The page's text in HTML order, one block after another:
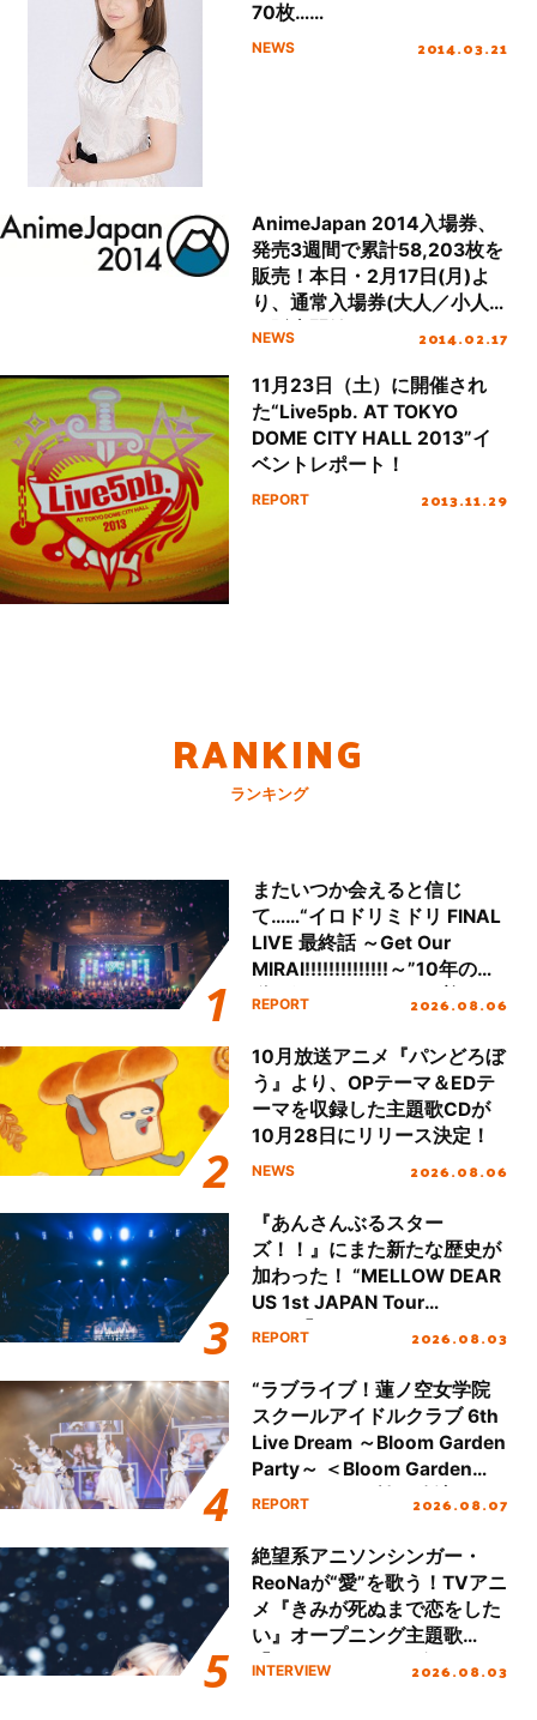
70枚……
NEWS 2014.03.21
AnimeJapan 2014入場券、
発売3週間で累計58,203枚を
販売！本日・2月17日(月)よ
り、通常入場券(大人／小人)
を販売開始！
NEWS 2014.02.17
11月23日（土）に開催され
た“Live5pb. AT TOKYO
DOME CITY HALL 2013”イ
ベントレポート！
REPORT 2013.11.29
RANKING
ランキング
またいつか会えると信じ
て……“イロドリミドリ FINAL
LIVE 最終話 ～Get Our
MIRAI!!!!!!!!!!!!!!～”10年の活
動を経てファイナルを迎える
REPORT 2026.08.06
10月放送アニメ『パンどろぼ
う』より、OPテーマ＆EDテ
ーマを収録した主題歌CDが
10月28日にリリース決定！
NEWS 2026.08.06
『あんさんぶるスター
ズ！！』にまた新たな歴史が
加わった！ “MELLOW DEAR
US 1st JAPAN Tour
Final「NICE to meet YOU
ート!!
REPORT 2026.08.03
“ラブライブ！蓮ノ空女学院
スクールアイドルクラブ 6th
Live Dream ～Bloom Garden
Party～ ＜Bloom Garden
Party Stage／埼玉公演＞”
REPORT 2026.08.07
絶望系アニソンシンガー・
ReoNaが“愛”を歌う！TVアニ
メ『きみが死ぬまで恋をした
い』オープニング主題歌
「Amore」インタビュー
INTERVIEW 2026.08.03